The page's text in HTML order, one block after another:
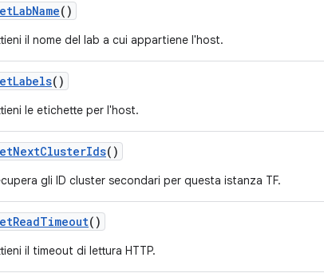
LabName()
il nome del lab a cui appartiene l'host.
Labels()
le etichette per l'host.
NextClusterIds()
gli ID cluster secondari per questa istanza TF.
ReadTimeout()
il timeout di lettura HTTP.